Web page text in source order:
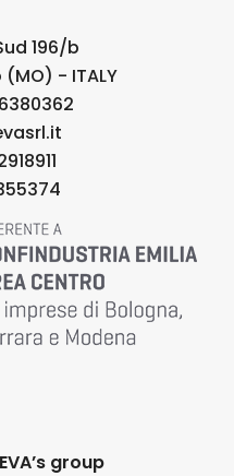
196/b
(MO) - ITALY
group